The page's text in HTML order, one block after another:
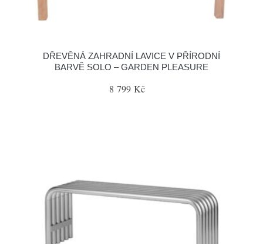
DŘEVĚNÁ ZAHRADNÍ LAVICE V PŘÍRODNÍ
BARVĚ SOLO – GARDEN PLEASURE
8 799 Kč